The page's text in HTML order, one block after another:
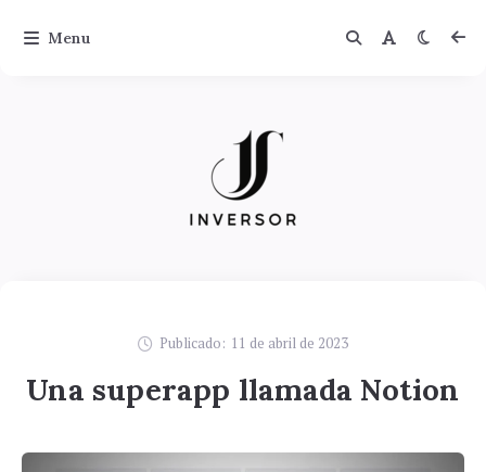
Publicado: 11 de abril de 2023
Una superapp llamada Notion
Menu